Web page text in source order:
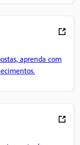
aprenda com